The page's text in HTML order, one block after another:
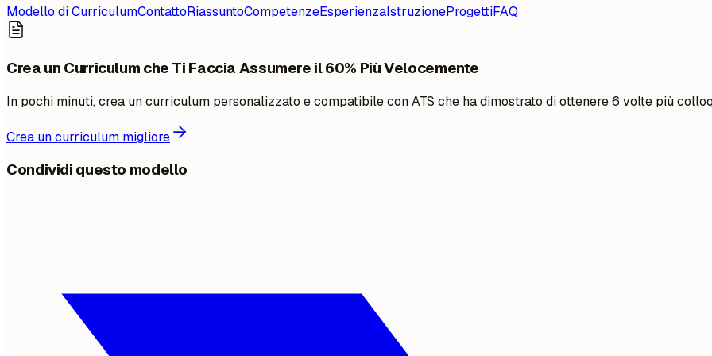
Modello di CurriculumContattoRiassuntoCompetenzeEsperienzaIstruzioneProgettiFAQ
Crea un Curriculum che Ti Faccia Assumere il 60% Più Velocemente
In pochi minuti, crea un curriculum personalizzato e compatibile con ATS che ha dimostrato di ottenere 6 volte più
Crea un curriculum migliore
Condividi questo modello